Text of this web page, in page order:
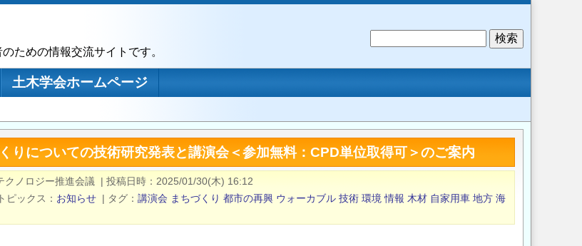
ための情報交流サイトです。
土木学会ホームページ
りについての技術研究発表と講演会＜参加無料：CPD単位取得可＞のご案内
クノロジー推進会議 | 投稿日時
2025/01/30(木) 16:12
トピックス お知らせ | タグ 講演会 まちづくり 都市の再興 ウォーカブル 技術 環境 情報 木材 自家用車 地方 海